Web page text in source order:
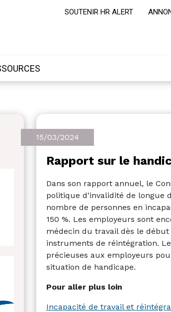
SOUTENIR HR ALERT
15/03/2024
Rapport sur le
Dans son rapport annuel, le
politique d'invalidité de longue
nombre de personnes en
150 %. Les employeurs sont
médecin du travail dès le
instruments de réintégration.
précieuses aux employeurs
situation de handicape.
Pour aller plus loin
Incapacité de travail et